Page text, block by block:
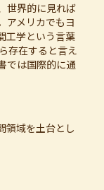
世界的に見れば
アメリカでもヨ
工学という言葉
存在すると言え
では国際的に通
領域を土台とし